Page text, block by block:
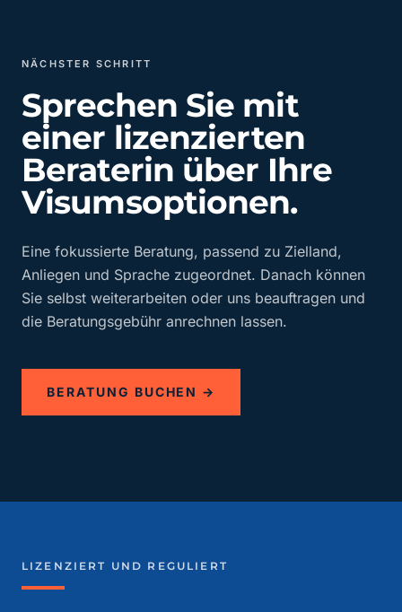
NÄCHSTER SCHRITT
Sprechen Sie mit
einer lizenzierten
Beraterin über Ihre
Visumsoptionen.
Eine fokussierte Beratung, passend zu Zielland,
Anliegen und Sprache zugeordnet. Danach können
Sie selbst weiterarbeiten oder uns beauftragen und
die Beratungsgebühr anrechnen lassen.
BERATUNG BUCHEN →
LIZENZIERT UND REGULIERT